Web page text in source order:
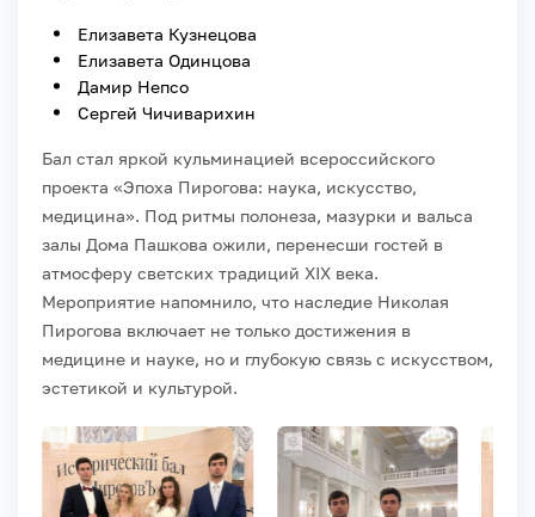
Елизавета Кузнецова
Елизавета Одинцова
Дамир Непсо
Сергей Чичиварихин
Бал стал яркой кульминацией всероссийского
проекта «Эпоха Пирогова: наука, искусство,
медицина». Под ритмы полонеза, мазурки и вальса
залы Дома Пашкова ожили, перенесши гостей в
атмосферу светских традиций XIX века.
Мероприятие напомнило, что наследие Николая
Пирогова включает не только достижения в
медицине и науке, но и глубокую связь с искусством,
эстетикой и культурой.